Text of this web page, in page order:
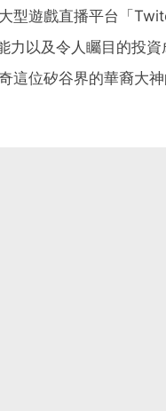
型遊戲直播平台「
力以及令人矚目的投資
這位矽谷界的華裔大